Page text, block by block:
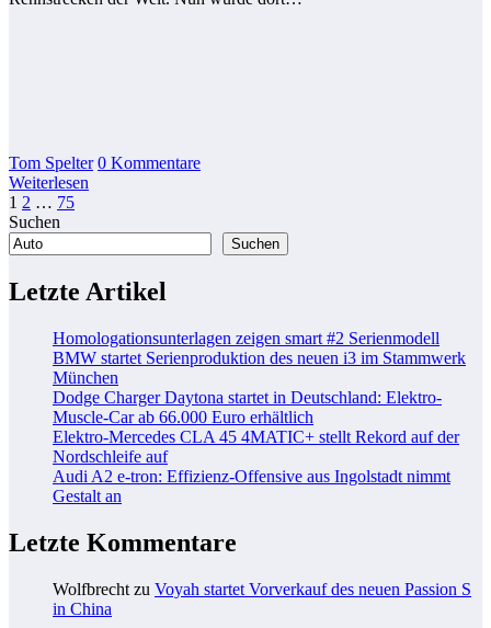
Tom Spelter 0 Kommentare
Weiterlesen
Seitennummerierung
der
1 2 … 75
Suchen
Suchen
Letzte Artikel
Homologationsunterlagen zeigen smart #2 Serienmodell
BMW startet Serienproduktion des neuen i3 im Stammwerk
München
Dodge Charger Daytona startet in Deutschland: Elektro-
Muscle-Car ab 66.000 Euro erhältlich
Elektro-Mercedes CLA 45 4MATIC+ stellt Rekord auf der
Nordschleife auf
Audi A2 e-tron: Effizienz-Offensive aus Ingolstadt nimmt
Gestalt an
Letzte Kommentare
Wolfbrecht zu Voyah startet Vorverkauf des neuen Passion S
in China